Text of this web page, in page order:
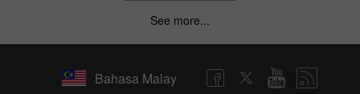
See more...
Bahasa Malay